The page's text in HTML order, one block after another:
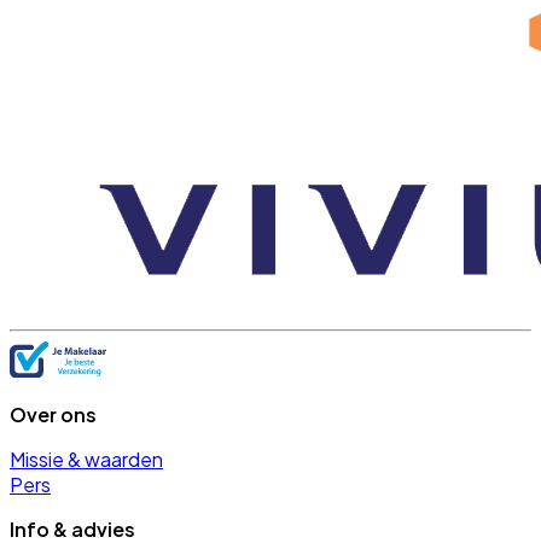
Over ons
Missie & waarden
Pers
Info & advies